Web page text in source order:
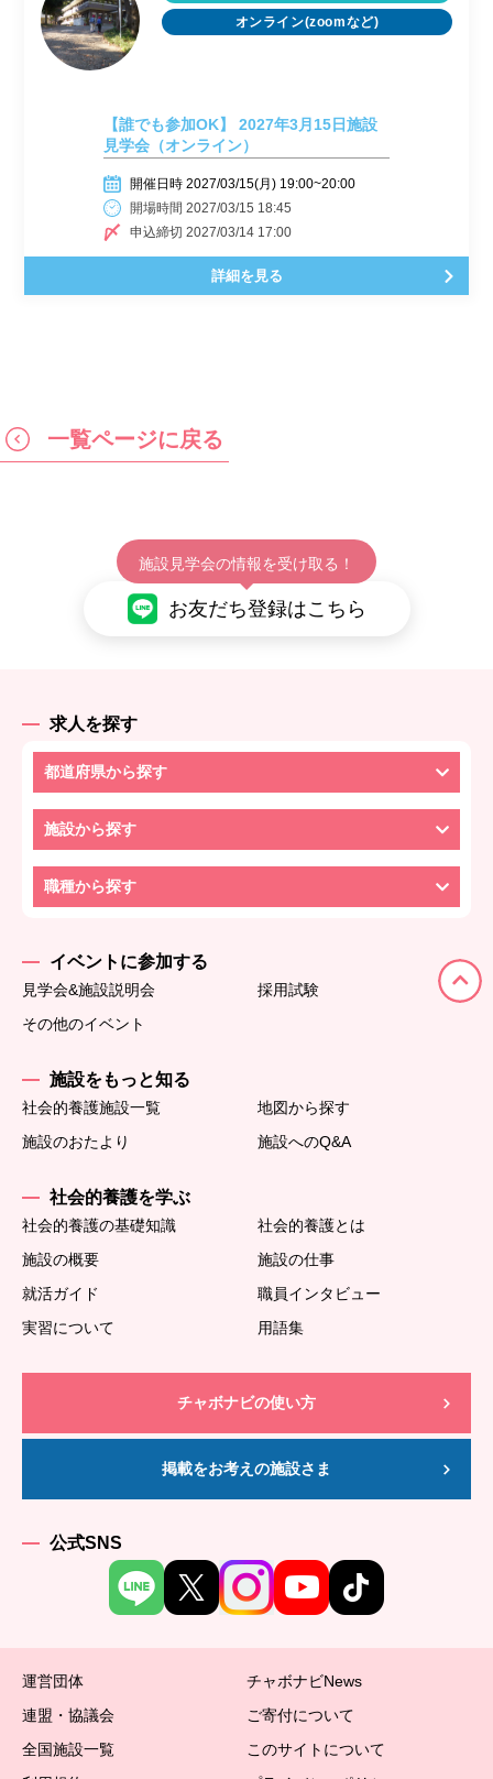
オンライン(zoomなど)
【誰でも参加OK】 2027年3月15日施設
見学会（オンライン）
開催日時 2027/03/15(月) 19:00~20:00
開場時間 2027/03/15 18:45
申込締切 2027/03/14 17:00
詳細を見る
一覧ページに戻る
施設見学会の情報を受け取る！
お友だち登録はこちら
求人を探す
都道府県から探す
施設から探す
職種から探す
イベントに参加する
見学会&施設説明会
採用試験
その他のイベント
施設をもっと知る
社会的養護施設一覧
地図から探す
施設のおたより
施設へのQ&A
社会的養護を学ぶ
社会的養護の基礎知識
社会的養護とは
施設の概要
施設の仕事
就活ガイド
職員インタビュー
実習について
用語集
チャボナビの使い方
掲載をお考えの施設さま
公式SNS
運営団体
チャボナビNews
連盟・協議会
ご寄付について
全国施設一覧
このサイトについて